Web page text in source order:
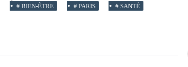
# BIEN-ÊTRE # PARIS # SANTÉ